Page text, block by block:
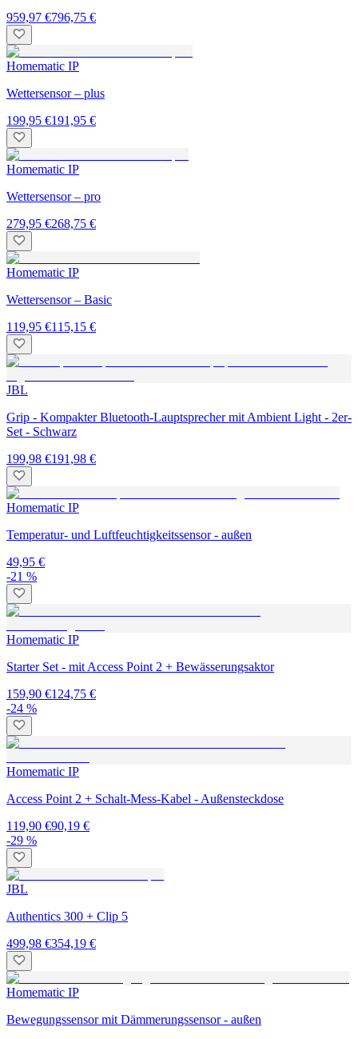
959,97 €796,75 €
Homematic IP
Wettersensor – plus
199,95 €191,95 €
Homematic IP
Wettersensor – pro
279,95 €268,75 €
Homematic IP
Wettersensor – Basic
119,95 €115,15 €
JBL
Grip - Kompakter Bluetooth-Lauptsprecher mit Ambient Light - 2er-
Set - Schwarz
199,98 €191,98 €
Homematic IP
Temperatur- und Luftfeuchtigkeitssensor - außen
49,95 €
-21 %
Homematic IP
Starter Set - mit Access Point 2 + Bewässerungsaktor
159,90 €124,75 €
-24 %
Homematic IP
Access Point 2 + Schalt-Mess-Kabel - Außensteckdose
119,90 €90,19 €
-29 %
JBL
Authentics 300 + Clip 5
499,98 €354,19 €
Homematic IP
Bewegungssensor mit Dämmerungssensor - außen